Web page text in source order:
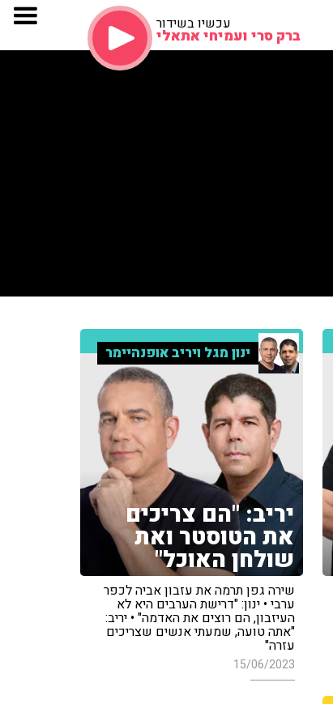
עכשיו בשידור
ברק סרי ועמיחי אתאלי
ינון מגל ויריב אופנהיימר
יריב: "הם צריכים
את הטוסטר ואת
שולחן האוכל"
שירה גפן תרמה את עזבון אביה לכפר
ערבי • ינון: "דרישת הערבים היא לא
העיזבון, הם רוצים את האדמה" • יריב:
"אתה טועה, שמעתי אנשים שצריכים
עזרה"
15/06/2023